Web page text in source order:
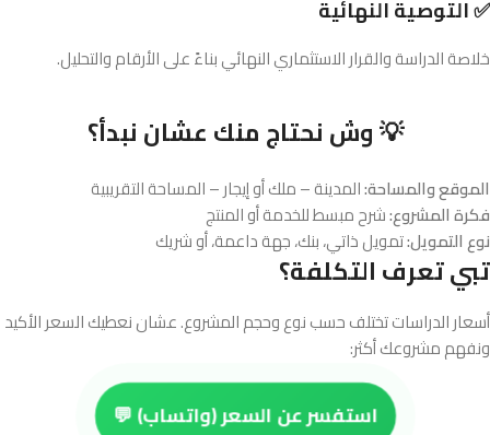
✅ التوصية النهائية
خلاصة الدراسة والقرار الاستثماري النهائي بناءً على الأرقام والتحليل.
💡 وش نحتاج منك عشان نبدأ؟
الموقع والمساحة:المدينة – ملك أو إيجار – المساحة التقريبية
فكرة المشروع:شرح مبسط للخدمة أو المنتج
نوع التمويل:تمويل ذاتي، بنك، جهة داعمة، أو شريك
تبي تعرف التكلفة؟
أسعار الدراسات تختلف حسب نوع وحجم المشروع. عشان نعطيك السعر الأكيد
ونفهم مشروعك أكثر:
استفسر عن السعر (واتساب) 💬